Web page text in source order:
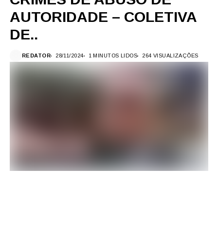
AUTORIDADE – COLETIVA
DE..
REDATOR 28/11/2024 1 MINUTOS LIDOS 264 VISUALIZAÇÕES